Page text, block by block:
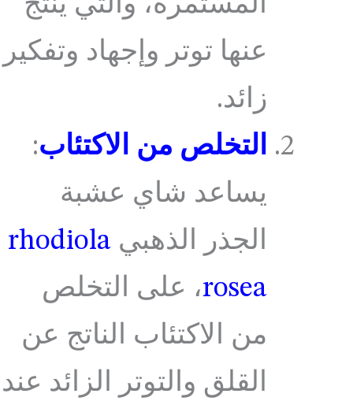
عنها توتر وإجهاد وتفكير
زائد.
التخلص من الاكتئاب:
يساعد شاي عشبة
الجذر الذهبي rhodiola
rosea، على التخلص
من الاكتئاب الناتج عن
القلق والتوتر الزائد عند